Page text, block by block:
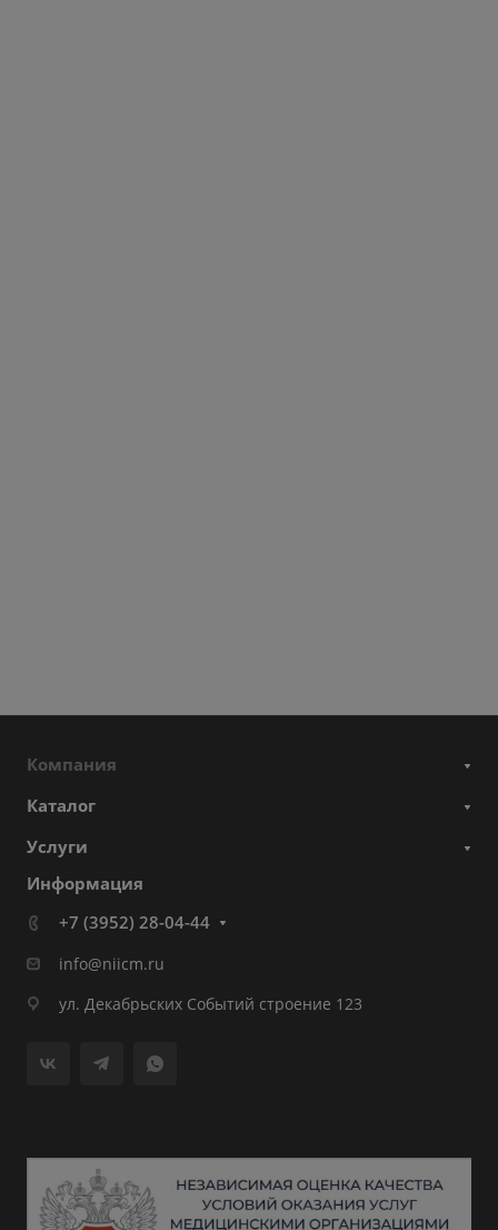
Компания
Каталог
Услуги
Информация
+7 (3952) 28-04-44
info@niicm.ru
ул. Декабрьских Событий строение 123